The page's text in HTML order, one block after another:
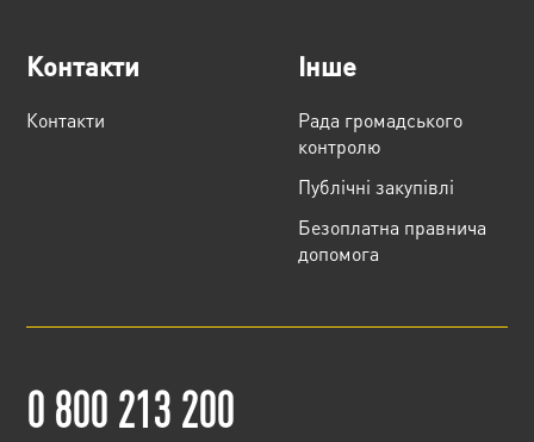
Контакти
Контакти
Інше
Рада громадського
контролю
Публічні закупівлі
Безоплатна правнича
допомога
0 800 213 200